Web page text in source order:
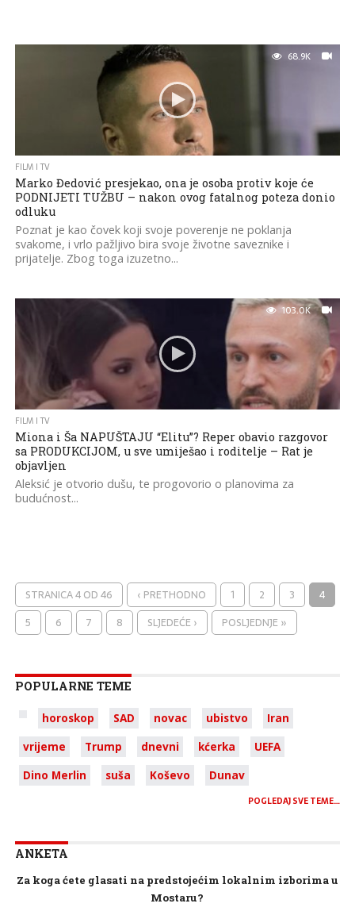
68.9K
FILM I TV
Marko Đedović presjekao, ona je osoba protiv koje će
PODNIJETI TUŽBU – nakon ovog fatalnog poteza donio
odluku
Poznat je kao čovek koji svoje poverenje ne poklanja
svakome, i vrlo pažljivo bira svoje životne saveznike i
prijatelje. Zbog toga izuzetno...
103.0K
FILM I TV
Miona i Ša NAPUŠTAJU “Elitu”? Reper obavio razgovor
sa PRODUKCIJOM, u sve umiješao i roditelje – Rat je
objavljen
Aleksić je otvorio dušu, te progovorio o planovima za
budućnost...
STRANICA 4 OD 46 ‹ PRETHODNO 1 2 3
4
5
6 7 8 SLJEDEĆE › POSLJEDNJE »
POPULARNE TEME
horoskop SAD novac ubistvo
Iran
vrijeme
Trump dnevni kćerka
UEFA
Dino Merlin
suša Koševo Dunav
POGLEDAJ SVE TEME…
ANKETA
Za koga ćete glasati na predstojećim lokalnim izborima u
Mostaru?